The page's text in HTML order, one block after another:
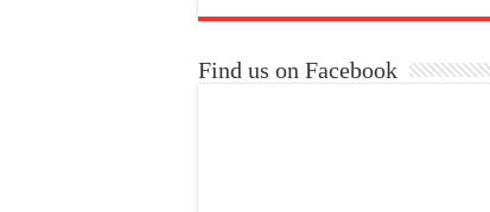
Find us on Facebook